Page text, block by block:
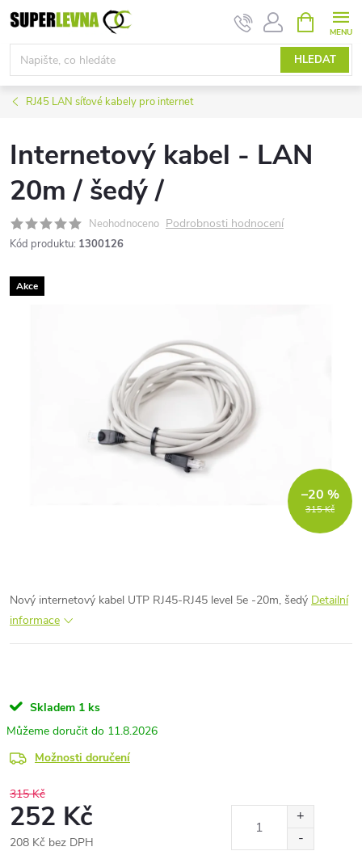
Přejít
na
obsah
HLEDAT
NÁKUPNÍ
KOŠÍK
RJ45 LAN síťové kabely pro internet
Internetový kabel - LAN
20m / šedý /
Neohodnoceno Podrobnosti hodnocení
Kód produktu: 1300126
Akce
315 Kč
–20 %
Nový internetový kabel UTP RJ45-RJ45 level 5e -20m, šedý Detailní
informace
Skladem 1 ks
11.8.2026
Možnosti doručení
315 Kč
252 Kč
208 Kč bez DPH